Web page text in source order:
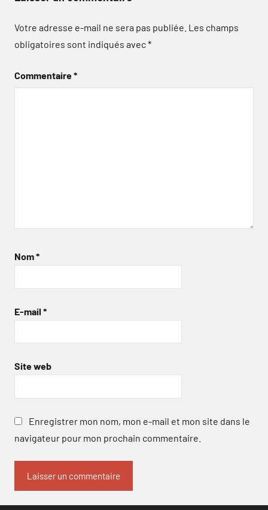
Votre adresse e-mail ne sera pas publiée. Les champs
obligatoires sont indiqués avec*
Commentaire*
Nom*
E-mail *
Site web
Enregistrer mon nom, mon e-mail et mon site dans le
navigateur pour mon prochain commentaire.